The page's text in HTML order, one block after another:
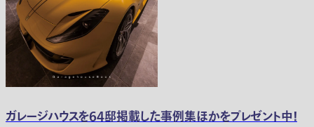
ガレージハウスを64邸掲載した事例集ほかをプレゼント中！